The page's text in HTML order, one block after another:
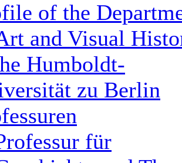
of the
and Visual
Humboldt-
zu Berlin
für